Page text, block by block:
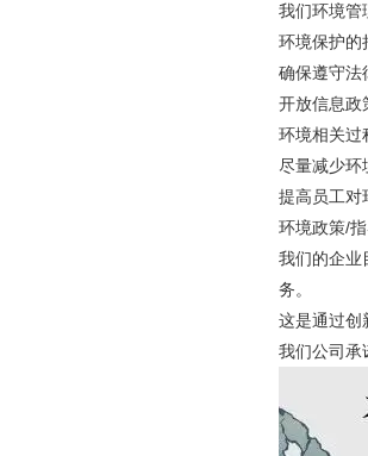
我们环境管
环境保护的
确保遵守法
开放信息政
环境相关过
尽量减少环
提高员工对
环境政策/
我们的企业
务。
这是通过创
我们公司承